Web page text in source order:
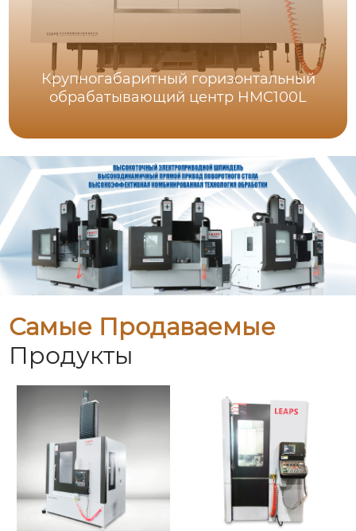
Крупногабаритный горизонтальный
обрабатывающий центр HMC100L
Самые Продаваемые
Продукты